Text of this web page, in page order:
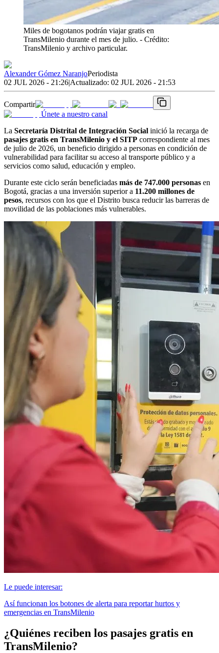
Miles de bogotanos podrán viajar gratis en
TransMilenio durante el mes de julio. - Crédito:
TransMilenio y archivo particular.
Alexander Gómez NaranjoPeriodista
02 JUL 2026 - 21:26|Actualizado: 02 JUL 2026 - 21:53
Compartir
Únete a nuestro canal
La Secretaría Distrital de Integración Social inició la recarga de
pasajes gratis en TransMilenio y el SITP correspondiente al mes
de julio de 2026, un beneficio dirigido a personas en condición de
vulnerabilidad para facilitar su acceso al transporte público y a
servicios como salud, educación y empleo.
Durante este ciclo serán beneficiadas más de 747.000 personas en
Bogotá, gracias a una inversión superior a 11.200 millones de
pesos, recursos con los que el Distrito busca reducir las barreras de
movilidad de las poblaciones más vulnerables.
Le puede interesar:
Así funcionan los botones de alerta para reportar hurtos y
emergencias en TransMilenio
¿Quiénes reciben los pasajes gratis en
TransMilenio?